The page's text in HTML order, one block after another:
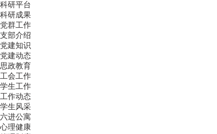
科研平台
科研成果
党群工作
支部介绍
党建知识
党建动态
思政教育
工会工作
学生工作
工作动态
学生风采
六进公寓
心理健康